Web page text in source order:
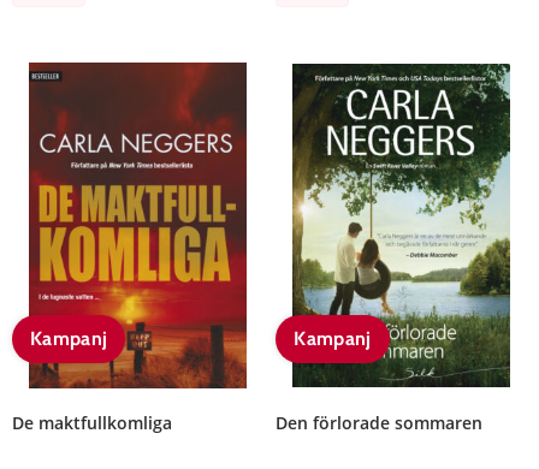
Kampanj
De maktfullkomliga
Kampanj
Den förlorade sommaren